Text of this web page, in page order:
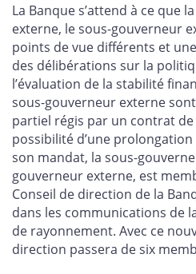
La Banque s’attend à ce que
externe, le sous-gouverneur
points de vue différents et
des délibérations sur la
l’évaluation de la stabilité
sous-gouverneur externe
partiel régis par un contrat
possibilité d’une
son mandat, la sous-
gouverneur externe, est
Conseil de direction de la
dans les communications de
de rayonnement. Avec ce
direction passera de six